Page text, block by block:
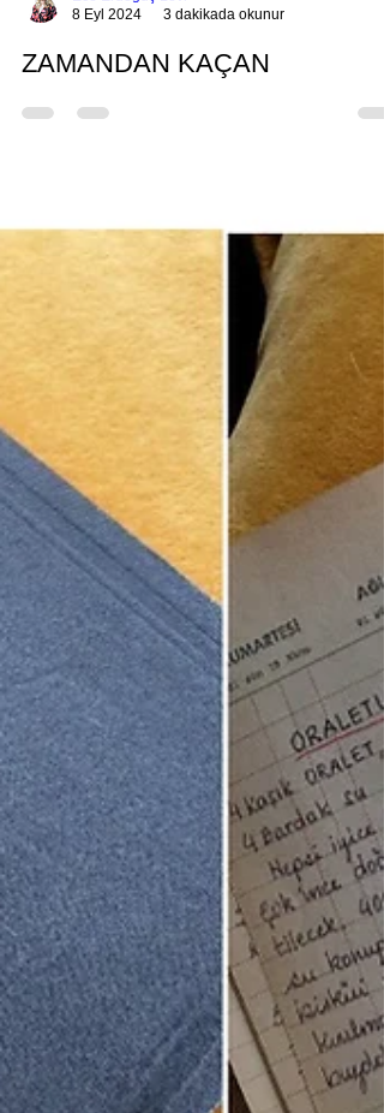
Ece Erdoğuş Levi
8 Eyl 2024
3 dakikada okunur
ZAMANDAN KAÇAN